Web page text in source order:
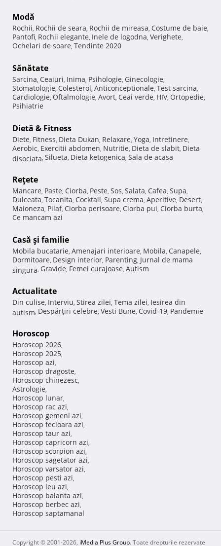
Modă
Rochii, Rochii de seara, Rochii de mireasa, Costume de baie,
Pantofi, Rochii elegante, Inele de logodna, Verighete,
Ochelari de soare, Tendinte 2020
Sănătate
Sarcina, Ceaiuri, Inima, Psihologie, Ginecologie,
Stomatologie, Colesterol, Anticonceptionale, Test sarcina,
Cardiologie, Oftalmologie, Avort, Ceai verde, HIV, Ortopedie,
Psihiatrie
Dietă & Fitness
Diete, Fitness, Dieta Dukan, Relaxare, Yoga, Intretinere,
Aerobic, Exercitii abdomen, Nutritie, Dieta de slabit, Dieta
disociata, Silueta, Dieta ketogenica, Sala de acasa
Reţete
Mancare, Paste, Ciorba, Peste, Sos, Salata, Cafea, Supa,
Dulceata, Tocanita, Cocktail, Supa crema, Aperitive, Desert,
Maioneza, Pilaf, Ciorba perisoare, Ciorba pui, Ciorba burta,
Ce mancam azi
Casă şi familie
Mobila bucatarie, Amenajari interioare, Mobila, Canapele,
Dormitoare, Design interior, Parenting, Jurnal de mama
singura, Gravide, Femei curajoase, Autism
Actualitate
Din culise, Interviu, Stirea zilei, Tema zilei, Iesirea din
autism, Despărţiri celebre, Vesti Bune, Covid-19, Pandemie
Horoscop
Horoscop 2026,
Horoscop 2025,
Horoscop azi,
Horoscop dragoste,
Horoscop chinezesc,
Astrologie,
Horoscop lunar,
Horoscop rac azi,
Horoscop gemeni azi,
Horoscop fecioara azi,
Horoscop taur azi,
Horoscop capricorn azi,
Horoscop scorpion azi,
Horoscop sagetator azi,
Horoscop varsator azi,
Horoscop pesti azi,
Horoscop leu azi,
Horoscop balanta azi,
Horoscop berbec azi,
Horoscop saptamanal
Copyright © 2001-2026, iMedia Plus Group. Toate drepturile rezervate